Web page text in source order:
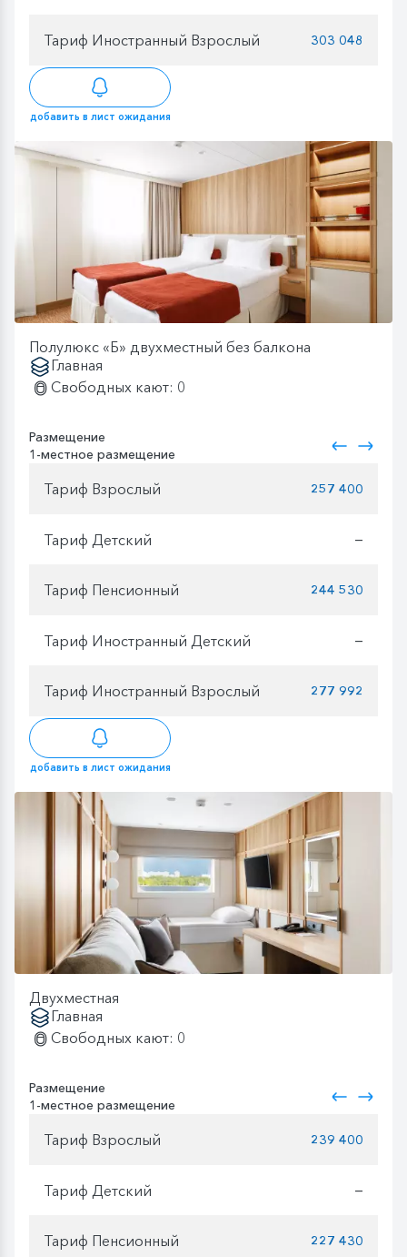
Тариф Иностранный Взрослый 303 048
добавить в лист ожидания
Полулюкс «Б» двухместный без балкона
Главная
Свободных кают: 0
Размещение
1-местное размещение
Тариф Взрослый 257 400
Тариф Детский —
Тариф Пенсионный 244 530
Тариф Иностранный Детский —
Тариф Иностранный Взрослый 277 992
добавить в лист ожидания
Двухместная
Главная
Свободных кают: 0
Размещение
1-местное размещение
Тариф Взрослый 239 400
Тариф Детский —
Тариф Пенсионный 227 430